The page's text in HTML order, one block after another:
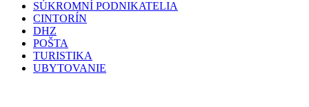
SÚKROMNÍ PODNIKATELIA
CINTORÍN
DHZ
POŠTA
TURISTIKA
UBYTOVANIE